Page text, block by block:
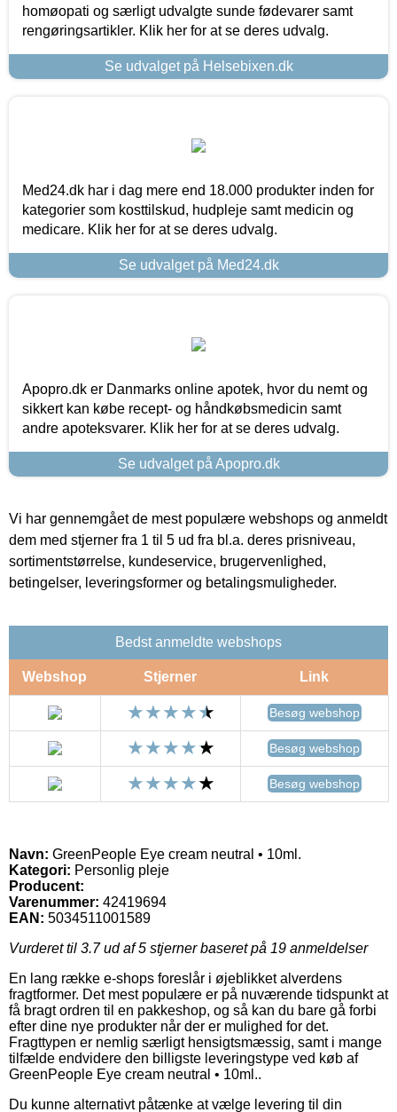
homøopati og særligt udvalgte sunde fødevarer samt
rengøringsartikler. Klik her for at se deres udvalg.
Se udvalget på Helsebixen.dk
Med24.dk har i dag mere end 18.000 produkter inden for
kategorier som kosttilskud, hudpleje samt medicin og
medicare. Klik her for at se deres udvalg.
Se udvalget på Med24.dk
Apopro.dk er Danmarks online apotek, hvor du nemt og
sikkert kan købe recept- og håndkøbsmedicin samt
andre apoteksvarer. Klik her for at se deres udvalg.
Se udvalget på Apopro.dk
Vi har gennemgået de mest populære webshops og anmeldt
dem med stjerner fra 1 til 5 ud fra bl.a. deres prisniveau,
sortimentstørrelse, kundeservice, brugervenlighed,
betingelser, leveringsformer og betalingsmuligheder.
Bedst anmeldte webshops
Webshop Stjerner Link
Besøg webshop
Besøg webshop
Besøg webshop
Navn: GreenPeople Eye cream neutral • 10ml.
Kategori: Personlig pleje
Producent:
Varenummer: 42419694
EAN: 5034511001589
Vurderet til 3.7ud af 5 stjerner baseret på 19 anmeldelser
En lang række e-shops foreslår i øjeblikket alverdens
fragtformer. Det mest populære er på nuværende tidspunkt at
få bragt ordren til en pakkeshop, og så kan du bare gå forbi
efter dine nye produkter når der er mulighed for det.
Fragttypen er nemlig særligt hensigtsmæssig, samt i mange
tilfælde endvidere den billigste leveringstype ved køb af
GreenPeople Eye cream neutral • 10ml..
Du kunne alternativt påtænke at vælge levering til din